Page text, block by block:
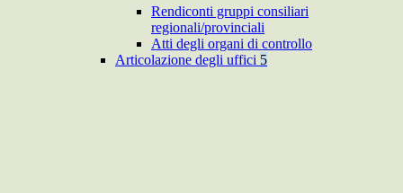
Rendiconti gruppi consiliari
regionali/provinciali
Atti degli organi di controllo
Articolazione degli uffici 5